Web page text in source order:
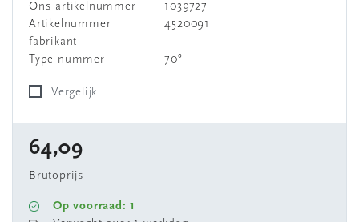
Ons artikelnummer
1039727
Artikelnummer
fabrikant
4520091
Type nummer 70°
Vergelijk
64,09
Brutoprijs
Op voorraad: 1